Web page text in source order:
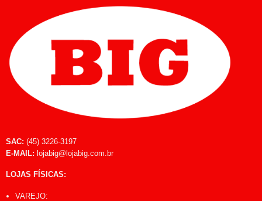
SAC: (45) 3226-3197
E-MAIL: lojabig@lojabig.com.br
LOJAS FÍSICAS:
VAREJO: